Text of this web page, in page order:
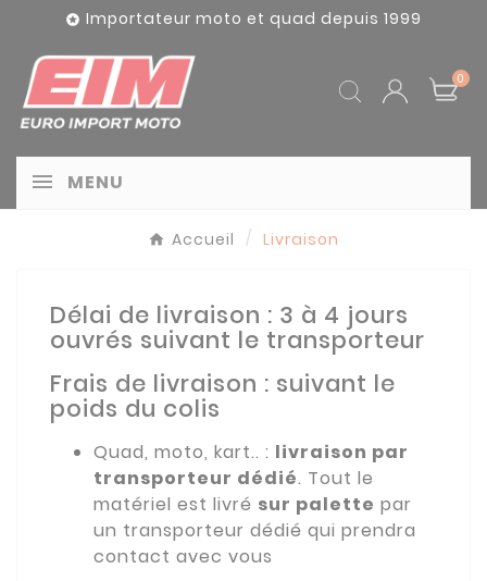
 Importateur moto et quad depuis 1999
0
MENU
Accueil Livraison
Délai de livraison : 3 à 4 jours
ouvrés suivant le transporteur
Frais de livraison : suivant le
poids du colis
Quad, moto, kart.. : livraison par
transporteur dédié. Tout le
matériel est livré sur palette par
un transporteur dédié qui prendra
contact avec vous
Panneau de gestion des cookies